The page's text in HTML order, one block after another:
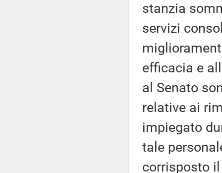
stanzia
servizi
efficacia e
al Senato
relative ai
impiegato
tale
corrisposto